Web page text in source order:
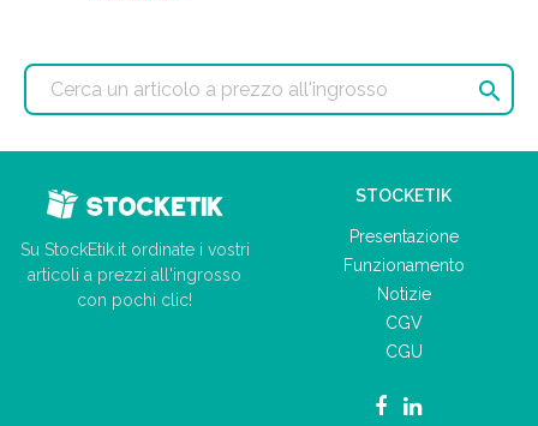

Su StockEtik.it ordinate i vostri
articoli a prezzi all'ingrosso
con pochi clic!
STOCKETIK
Presentazione
Funzionamento
Notizie
CGV
CGU